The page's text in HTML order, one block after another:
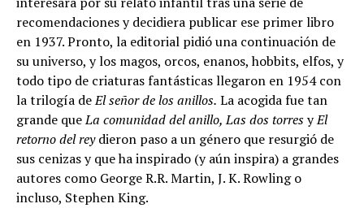
recomendaciones y decidiera publicar ese primer libro
en 1937. Pronto, la editorial pidió una continuación de
su universo, y los magos, orcos, enanos, hobbits, elfos, y
todo tipo de criaturas fantásticas llegaron en 1954 con
la trilogía deEl señor de los anillos. La acogida fue tan
grande queLa comunidad del anillo, Las dos torresyEl
retorno del reydieron paso a un género que resurgió de
sus cenizas y que ha inspirado (y aún inspira) a grandes
autores como George R.R. Martin, J. K. Rowling o
incluso, Stephen King.